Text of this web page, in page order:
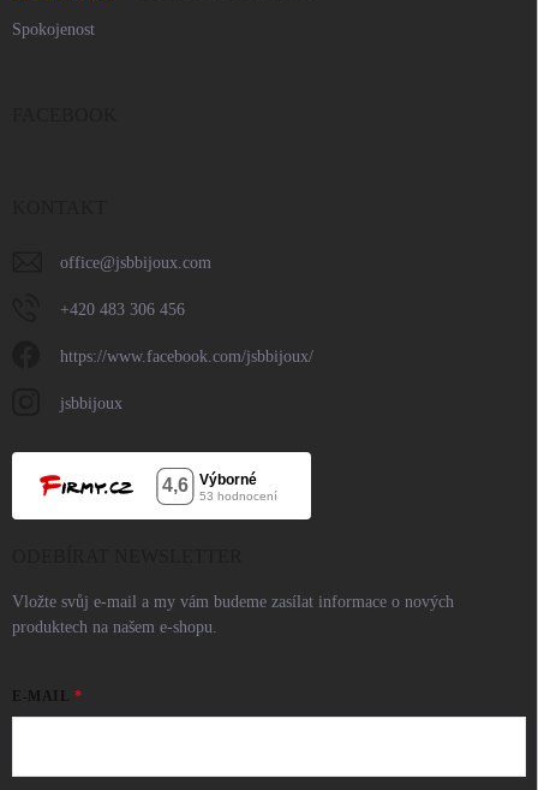
Spokojenost
office@jsbbijoux.com
+420 483 306 456
https://www.facebook.com/jsbbijoux/
jsbbijoux
Vložte svůj e-mail a my vám budeme zasílat informace o nových
produktech na našem e-shopu.
E-MAIL